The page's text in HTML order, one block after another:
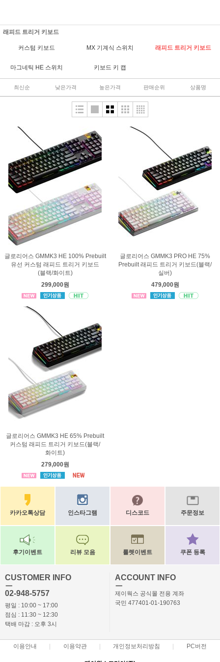
래피드 트리거 키보드
커스텀 키보드 MX 기계식 스위치 래피드 트리거 키보드
마그네틱 HE 스위치 키보드 키 캡
최신순 낮은가격 높은가격 판매순위 상품명
글로리어스 GMMK3 HE 100% Prebuilt
유선 커스텀 래피드 트리거 키보드
(블랙/화이트)
299,000원
글로리어스 GMMK3 PRO HE 75%
Prebuilt 래피드 트리거 키보드(블랙/
실버)
479,000원
글로리어스 GMMK3 HE 65% Prebuilt
커스텀 래피드 트리거 키보드(블랙/
화이트)
279,000원
카카오톡상담 인스타그램 디스코드 주문정보
후기이벤트 리뷰 모음 룰렛이벤트 쿠폰 등록
CUSTOMER INFO
ㅡ
02-948-5757
평일 : 10:00 ~ 17:00
점심 : 11:30 ~ 12:30
택배 마감 : 오후 3시
ACCOUNT INFO
ㅡ
제이웍스 공식몰 전용 계좌
국민 477401-01-190763
이용안내 이용약관 개인정보처리방침 PC버전